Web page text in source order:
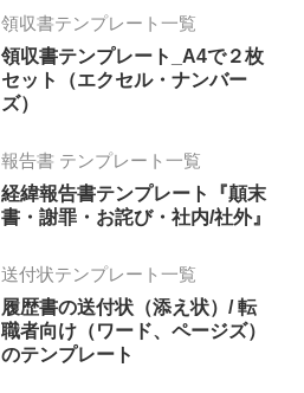
領収書テンプレート一覧
領収書テンプレート_A4で２枚
セット（エクセル・ナンバー
ズ）
報告書 テンプレート一覧
経緯報告書テンプレート『顛末
書・謝罪・お詫び・社内/社外』
送付状テンプレート一覧
履歴書の送付状（添え状）/ 転
職者向け（ワード、ページズ）
のテンプレート